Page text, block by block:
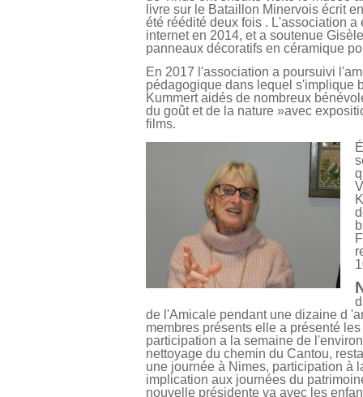
livre sur le Bataillon Minervois écrit
été réédité deux fois . L'association
internet en 2014, et a soutenue
panneaux décoratifs en céramique
En 2017 l'association a poursuivi
pédagogique dans lequel s'implique
Kummert aidés de nombreux
du goût et de la nature »avec
films.
de l'Amicale pendant une dizaine d
membres présents elle a présenté
participation a la semaine de
nettoyage du chemin du Cantou,
une journée à Nimes, participation à
implication aux journées du
nouvelle présidente va avec les